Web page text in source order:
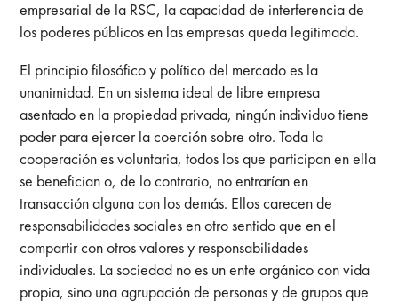
empresarial de la RSC, la capacidad de interferencia de
los poderes públicos en las empresas queda legitimada.
El principio filosófico y político del mercado es la
unanimidad. En un sistema ideal de libre empresa
asentado en la propiedad privada, ningún individuo tiene
poder para ejercer la coerción sobre otro. Toda la
cooperación es voluntaria, todos los que participan en ella
se benefician o, de lo contrario, no entrarían en
transacción alguna con los demás. Ellos carecen de
responsabilidades sociales en otro sentido que en el
compartir con otros valores y responsabilidades
individuales. La sociedad no es un ente orgánico con vida
propia, sino una agrupación de personas y de grupos que